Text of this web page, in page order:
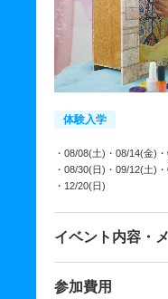
体験入学
・08/08(土) ・08/14(金)
・08/30(日) ・09/12(土)
・12/20(日)
イベント内容・
参加費用